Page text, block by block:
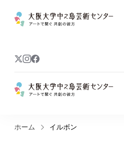
ホーム イルボン